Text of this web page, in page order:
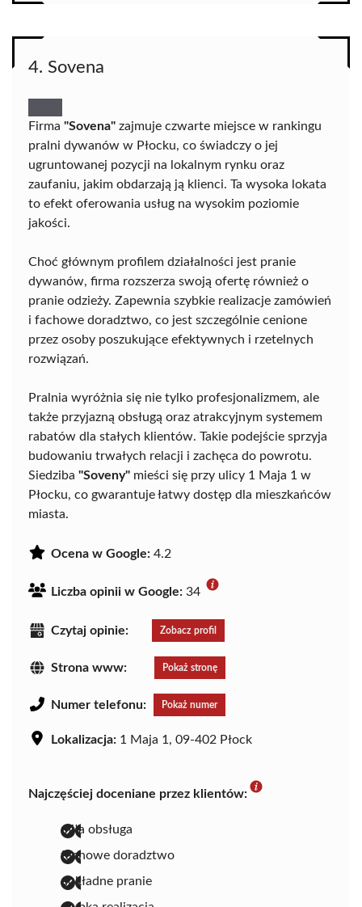
4. Sovena
Firma "Sovena" zajmuje czwarte miejsce w rankingu
pralni dywanów w Płocku, co świadczy o jej
ugruntowanej pozycji na lokalnym rynku oraz
zaufaniu, jakim obdarzają ją klienci. Ta wysoka lokata
to efekt oferowania usług na wysokim poziomie
jakości.
Choć głównym profilem działalności jest pranie
dywanów, firma rozszerza swoją ofertę również o
pranie odzieży. Zapewnia szybkie realizacje zamówień
i fachowe doradztwo, co jest szczególnie cenione
przez osoby poszukujące efektywnych i rzetelnych
rozwiązań.
Pralnia wyróżnia się nie tylko profesjonalizmem, ale
także przyjazną obsługą oraz atrakcyjnym systemem
rabatów dla stałych klientów. Takie podejście sprzyja
budowaniu trwałych relacji i zachęca do powrotu.
Siedziba "Soveny" mieści się przy ulicy 1 Maja 1 w
Płocku, co gwarantuje łatwy dostęp dla mieszkańców
miasta.
Ocena w Google: 4.2
Liczba opinii w Google: 34
Czytaj opinie: Zobacz profil
Strona www: Pokaż stronę
Numer telefonu: Pokaż numer
Lokalizacja: 1 Maja 1, 09-402 Płock
Najczęściej doceniane przez klientów:
miła obsługa
fachowe doradztwo
dokładne pranie